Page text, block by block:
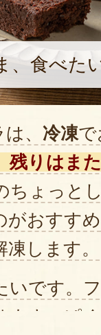
、食べた
、 冷凍で
残りはま
ちょっと
がおすす
します。
いです。
ます。ぱ